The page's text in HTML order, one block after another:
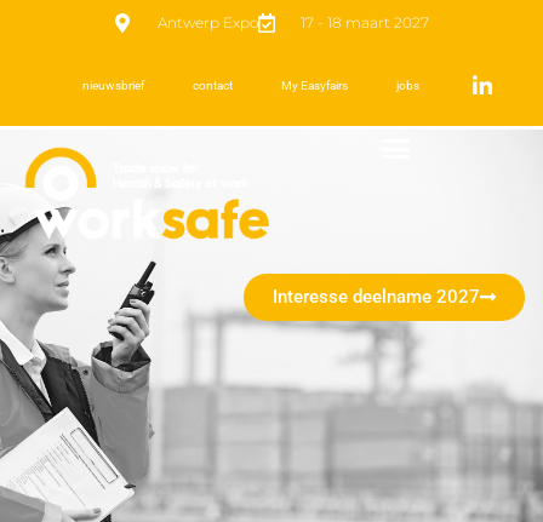
Antwerp Expo 17 - 18 maart 2027
nieuwsbrief contact My Easyfairs jobs
Interesse deelname 2027